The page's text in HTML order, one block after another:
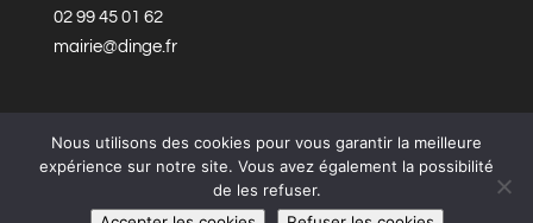
02 99 45 01 62
mairie@dinge.fr
Réalisation © Mairie de Dingé,Bretagne Romantique
Nous utilisons des cookies pour vous garantir la meilleure
expérience sur notre site. Vous avez également la possibilité
de les refuser.